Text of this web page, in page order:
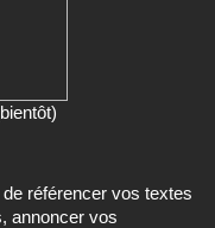
référencer vos textes
annoncer vos